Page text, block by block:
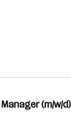
(m/w/d)